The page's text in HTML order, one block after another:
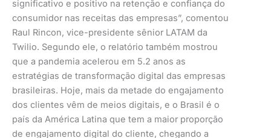
significativo e positivo na retenção e confiança do
consumidor nas receitas das empresas”, comentou
Raul Rincon, vice-presidente sênior LATAM da
Twilio. Segundo ele, o relatório também mostrou
que a pandemia acelerou em 5.2 anos as
estratégias de transformação digital das empresas
brasileiras. Hoje, mais da metade do engajamento
dos clientes vêm de meios digitais, e o Brasil é o
país da América Latina que tem a maior proporção
de engajamento digital do cliente, chegando a